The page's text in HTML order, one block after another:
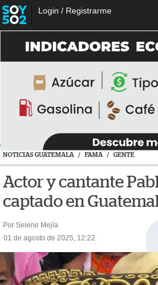
Login / Registrarme
NOTICIAS GUATEMALA / FAMA / GENTE
Actor y cantante
captado en
Por Selene Mejía
01 de agosto de 2025, 12:22